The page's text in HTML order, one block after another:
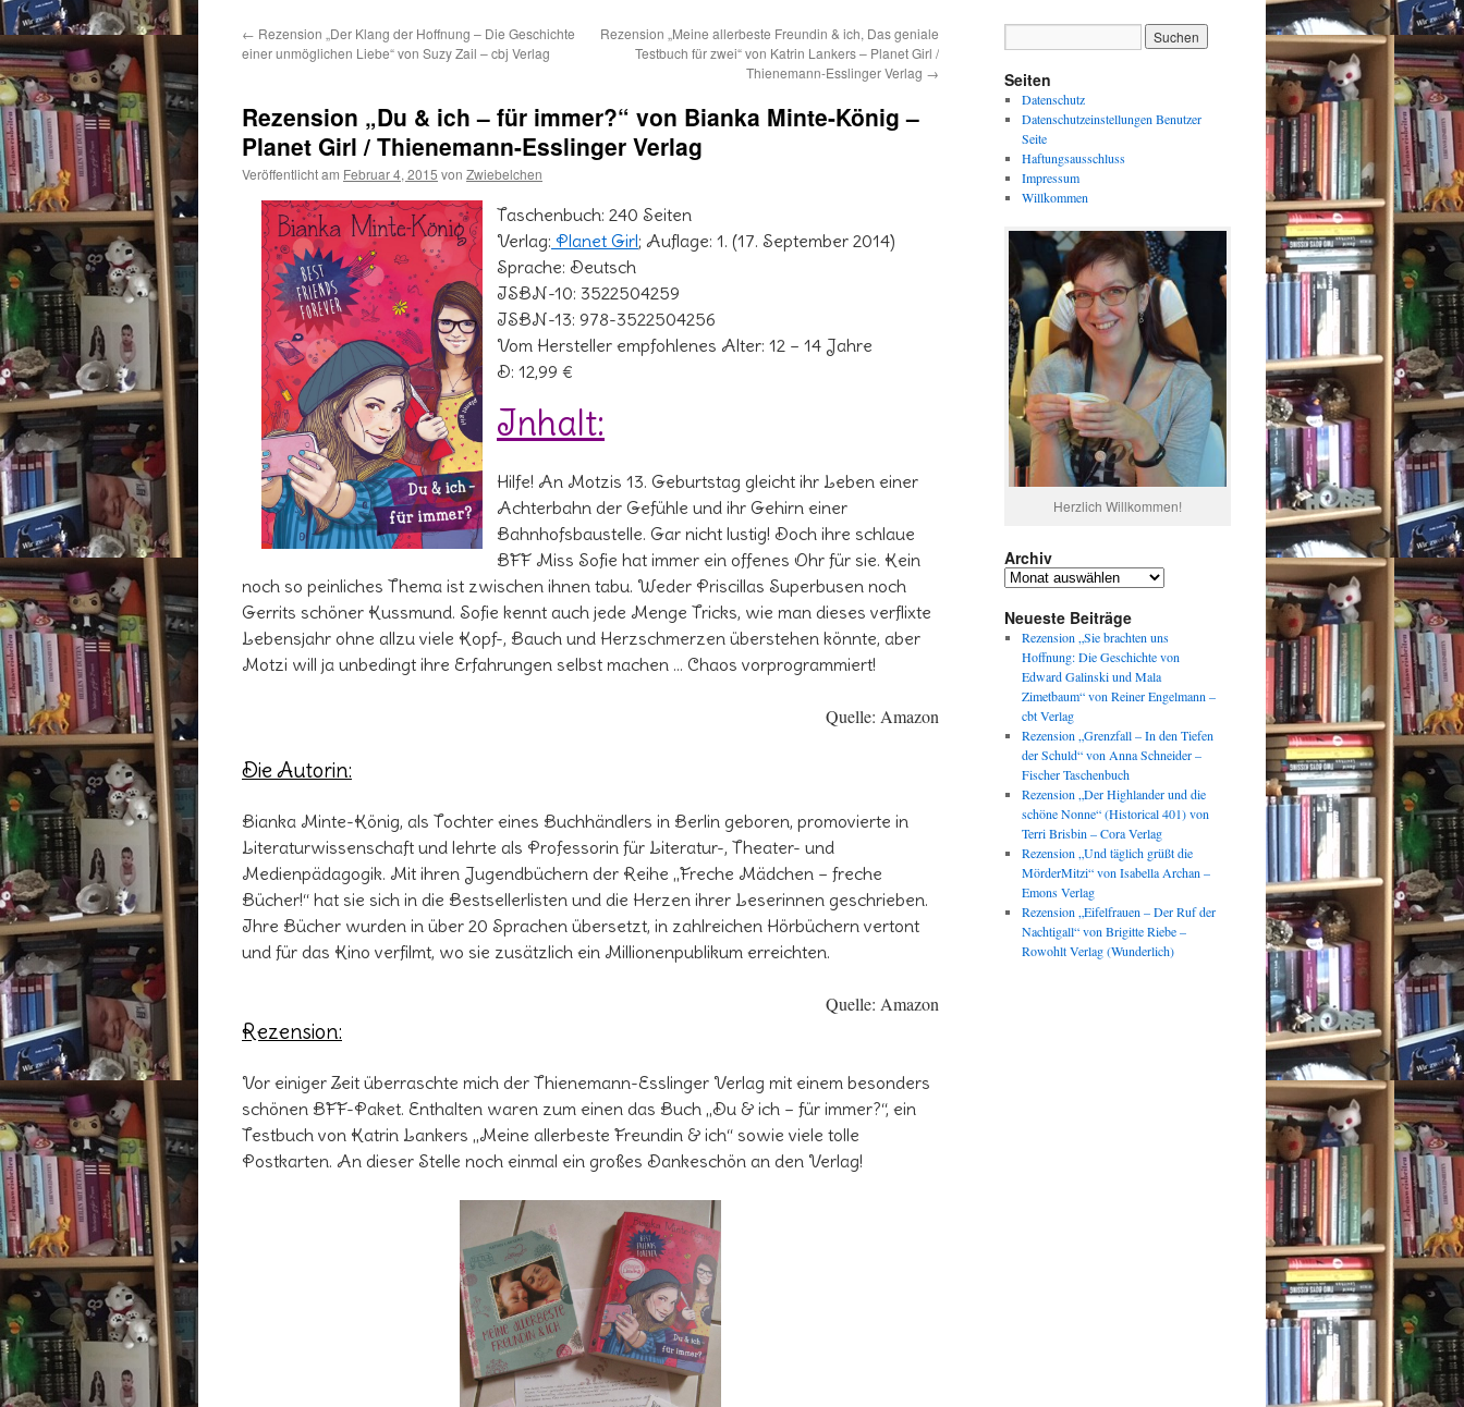
← Rezension „Der Klang der Hoffnung – Die Geschichte
einer unmöglichen Liebe“ von Suzy Zail – cbj Verlag
Rezension „Meine allerbeste Freundin & ich, Das geniale
Testbuch für zwei“ von Katrin Lankers – Planet Girl /
Thienemann-Esslinger Verlag →
Rezension „Du & ich – für immer?“ von Bianka Minte-König –
Planet Girl / Thienemann-Esslinger Verlag
Veröffentlicht am Februar 4, 2015 von Zwiebelchen
Taschenbuch: 240 Seiten
Verlag: Planet Girl; Auflage: 1. (17. September 2014)
Sprache: Deutsch
ISBN-10: 3522504259
ISBN-13: 978-3522504256
Vom Hersteller empfohlenes Alter: 12 – 14 Jahre
D: 12,99 €
Inhalt:
Hilfe! An Motzis 13. Geburtstag gleicht ihr Leben einer
Achterbahn der Gefühle und ihr Gehirn einer
Bahnhofsbaustelle. Gar nicht lustig! Doch ihre schlaue
BFF Miss Sofie hat immer ein offenes Ohr für sie. Kein
noch so peinliches Thema ist zwischen ihnen tabu. Weder Priscillas Superbusen noch
Gerrits schöner Kussmund. Sofie kennt auch jede Menge Tricks, wie man dieses verflixte
Lebensjahr ohne allzu viele Kopf-, Bauch und Herzschmerzen überstehen könnte, aber
Motzi will ja unbedingt ihre Erfahrungen selbst machen … Chaos vorprogrammiert!
Quelle: Amazon
Die Autorin:
Bianka Minte-König, als Tochter eines Buchhändlers in Berlin geboren, promovierte in
Literaturwissenschaft und lehrte als Professorin für Literatur-, Theater- und
Medienpädagogik. Mit ihren Jugendbüchern der Reihe „Freche Mädchen – freche
Bücher!“ hat sie sich in die Bestsellerlisten und die Herzen ihrer Leserinnen geschrieben.
Ihre Bücher wurden in über 20 Sprachen übersetzt, in zahlreichen Hörbüchern vertont
und für das Kino verfilmt, wo sie zusätzlich ein Millionenpublikum erreichten.
Quelle: Amazon
Rezension:
Vor einiger Zeit überraschte mich der Thienemann-Esslinger Verlag mit einem besonders
schönen BFF-Paket. Enthalten waren zum einen das Buch „Du & ich – für immer?“, ein
Testbuch von Katrin Lankers „Meine allerbeste Freundin & ich“ sowie viele tolle
Postkarten. An dieser Stelle noch einmal ein großes Dankeschön an den Verlag!
Seiten
Datenschutz
Datenschutzeinstellungen Benutzer
Seite
Haftungsausschluss
Impressum
Willkommen
Herzlich Willkommen!
Archiv
Archiv
Neueste Beiträge
Rezension „Sie brachten uns
Hoffnung: Die Geschichte von
Edward Galinski und Mala
Zimetbaum“ von Reiner Engelmann –
cbt Verlag
Rezension „Grenzfall – In den Tiefen
der Schuld“ von Anna Schneider –
Fischer Taschenbuch
Rezension „Der Highlander und die
schöne Nonne“ (Historical 401) von
Terri Brisbin – Cora Verlag
Rezension „Und täglich grüßt die
MörderMitzi“ von Isabella Archan –
Emons Verlag
Rezension „Eifelfrauen – Der Ruf der
Nachtigall“ von Brigitte Riebe –
Rowohlt Verlag (Wunderlich)